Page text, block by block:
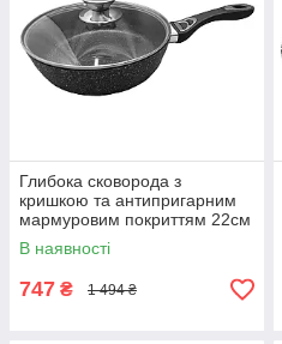
Глибока сковорода з
кришкою та антипригарним
мармуровим покриттям 22см
Benson, глибока сковорода
кухонна
В наявності
747 ₴ 1 494 ₴